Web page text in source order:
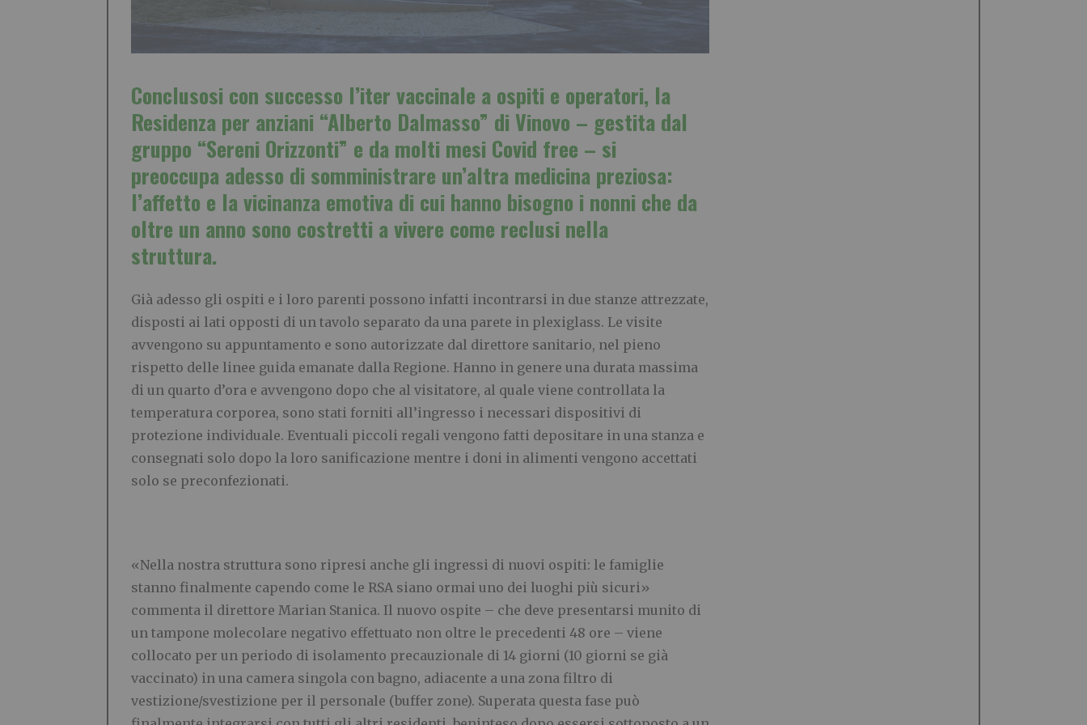
Conclusosi con successo l’iter vaccinale a ospiti e operatori, la
Residenza per anziani “Alberto Dalmasso” di Vinovo – gestita dal
gruppo “Sereni Orizzonti” e da molti mesi Covid free – si
preoccupa adesso di somministrare un’altra medicina preziosa:
l’affetto e la vicinanza emotiva di cui hanno bisogno i nonni che da
oltre un anno sono costretti a vivere come reclusi nella
struttura.
Già adesso gli ospiti e i loro parenti possono infatti incontrarsi in due stanze attrezzate,
disposti ai lati opposti di un tavolo separato da una parete in plexiglass. Le visite
avvengono su appuntamento e sono autorizzate dal direttore sanitario, nel pieno
rispetto delle linee guida emanate dalla Regione. Hanno in genere una durata massima
di un quarto d’ora e avvengono dopo che al visitatore, al quale viene controllata la
temperatura corporea, sono stati forniti all’ingresso i necessari dispositivi di
protezione individuale. Eventuali piccoli regali vengono fatti depositare in una stanza e
consegnati solo dopo la loro sanificazione mentre i doni in alimenti vengono accettati
solo se preconfezionati.
«Nella nostra struttura sono ripresi anche gli ingressi di nuovi ospiti: le famiglie
stanno finalmente capendo come le RSA siano ormai uno dei luoghi più sicuri»
commenta il direttore Marian Stanica. Il nuovo ospite – che deve presentarsi munito di
un tampone molecolare negativo effettuato non oltre le precedenti 48 ore – viene
collocato per un periodo di isolamento precauzionale di 14 giorni (10 giorni se già
vaccinato) in una camera singola con bagno, adiacente a una zona filtro di
vestizione/svestizione per il personale (buffer zone). Superata questa fase può